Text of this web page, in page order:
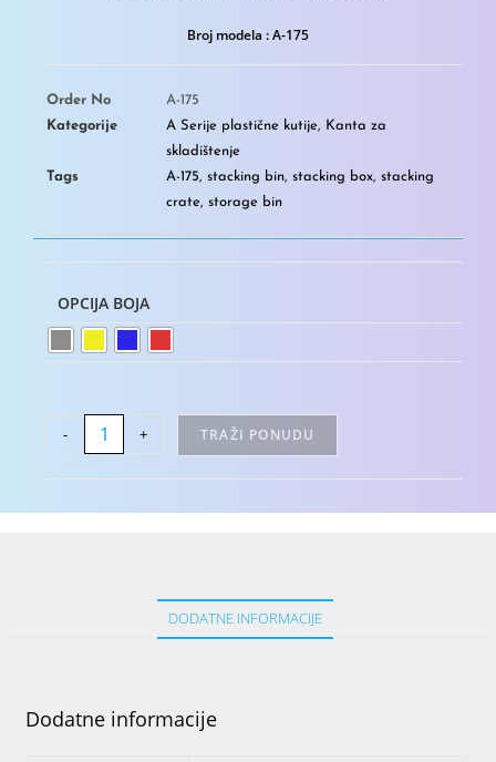
Broj modela : A-175
Order No
A-175
Kategorije
A Serije plastične kutije, Kanta za
skladištenje
Tags
A-175, stacking bin, stacking box, stacking
crate, storage bin
OPCIJA BOJA
- + TRAŽI PONUDU
DODATNE INFORMACIJE
Dodatne informacije